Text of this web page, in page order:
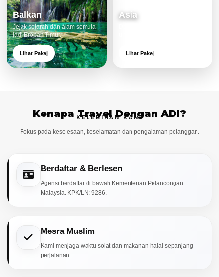
Balkan
Jejak sejarah dan alam semula
jadi Eropah Timur.
Lihat Pakej
Asia
Lihat Pakej
KELEBIHAN KAMI
Kenapa Travel Dengan ADI?
Fokus pada keselesaan, keselamatan dan pengalaman pelanggan.
Berdaftar & Berlesen
Agensi berdaftar di bawah Kementerian Pelancongan
Malaysia. KPK/LN: 9286.
Mesra Muslim
Kami menjaga waktu solat dan makanan halal sepanjang
perjalanan.